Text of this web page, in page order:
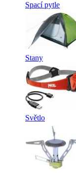
Spací pytle
Stany
Světlo